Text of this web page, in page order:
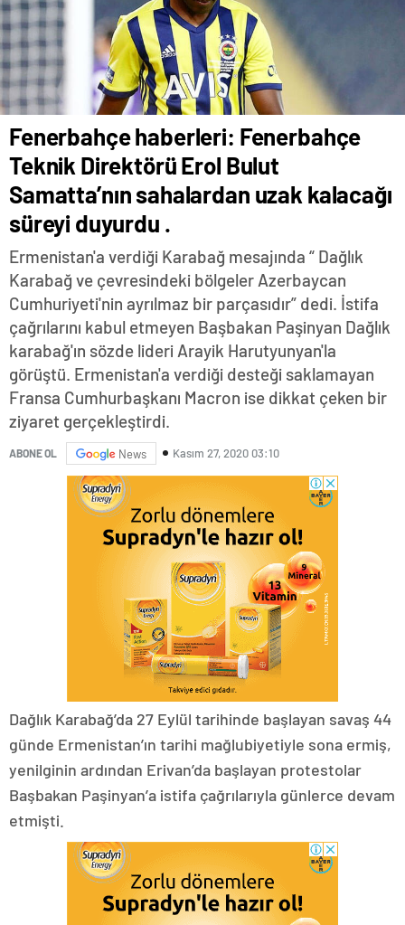
Fenerbahçe haberleri: Fenerbahçe
Teknik Direktörü Erol Bulut
Samatta’nın sahalardan uzak kalacağı
süreyi duyurdu .
Ermenistan'a verdiği Karabağ mesajında “ Dağlık
Karabağ ve çevresindeki bölgeler Azerbaycan
Cumhuriyeti'nin ayrılmaz bir parçasıdır” dedi. İstifa
çağrılarını kabul etmeyen Başbakan Paşinyan Dağlık
karabağ'ın sözde lideri Arayik Harutyunyan'la
görüştü. Ermenistan'a verdiği desteği saklamayan
Fransa Cumhurbaşkanı Macron ise dikkat çeken bir
ziyaret gerçekleştirdi.
ABONE OL News Kasım 27, 2020 03:10
Dağlık Karabağ’da 27 Eylül tarihinde başlayan savaş 44
günde Ermenistan’ın tarihi mağlubiyetiyle sona ermiş,
yenilginin ardından Erivan’da başlayan protestolar
Başbakan Paşinyan’a istifa çağrılarıyla günlerce devam
etmişti.